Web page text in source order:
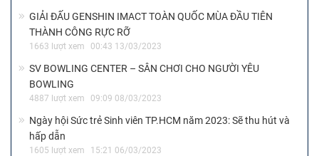
GIẢI ĐẤU GENSHIN IMACT TOÀN QUỐC MÙA ĐẦU TIÊN
THÀNH CÔNG RỰC RỠ
1663 lượt xem 00:43 13/03/2023
SV BOWLING CENTER – SÂN CHƠI CHO NGƯỜI YÊU
BOWLING
4887 lượt xem 09:09 08/03/2023
Ngày hội Sức trẻ Sinh viên TP.HCM năm 2023: Sẽ thu hút và
hấp dẫn
1605 lượt xem 15:21 06/03/2023